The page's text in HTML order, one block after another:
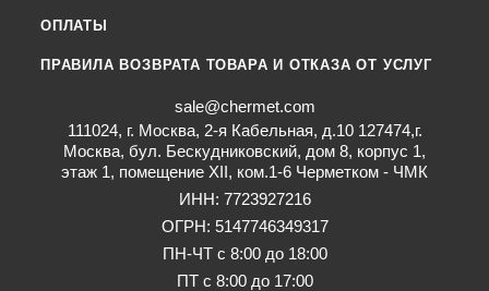
ОПЛАТЫ
ПРАВИЛА ВОЗВРАТА ТОВАРА И ОТКАЗА ОТ УСЛУГ
sale@chermet.com
111024, г. Москва, 2-я Кабельная, д.10 127474,г.
Москва, бул. Бескудниковский, дом 8, корпус 1,
этаж 1, помещение XII, ком.1-6 Черметком - ЧМК
ИНН: 7723927216
ОГРН: 5147746349317
ПН-ЧТ с 8:00 до 18:00
ПТ с 8:00 до 17:00